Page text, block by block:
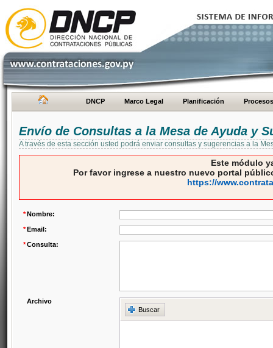
DNCP Marco Legal Planificación Procesos
Envío de Consultas a la Mesa de Ayuda y
A través de esta sección usted podrá enviar consultas y sugerencias a la
Este módulo
Por favor ingrese a nuestro nuevo portal
https://
*Nombre:
*Email:
*Consulta:
Archivo
Buscar